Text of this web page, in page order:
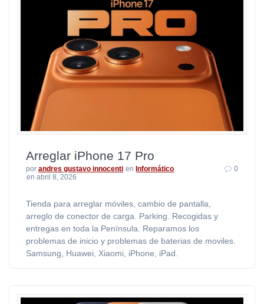
Arreglar iPhone 17 Pro
por andres gustavo innocenti en Informático
en abril 8, 2026
0
Tienda para arreglar móviles, cambio de pantalla,
arreglo de conector de carga. Parking. Recogidas y
entregas en toda la Península. Reparamos los
problemas de inicio y problemas de baterias de moviles.
Samsung, Huawei, Xiaomi, iPhone, iPad.